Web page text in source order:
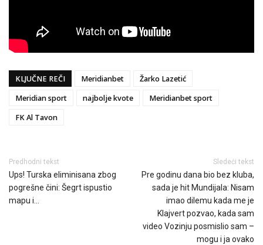
KLJUČNE REČI Meridianbet
Žarko Lazetić
Meridian sport
najbolje kvote
Meridianbet sport
FK Al Tavon
Predhodni tekst
Ups! Turska eliminisana zbog
pogrešne čini: Šegrt ispustio
mapu i…
Sledeći tekst
Pre godinu dana bio bez kluba,
sada je hit Mundijala: Nisam
imao dilemu kada me je
Klajvert pozvao, kada sam
video Vozinju posmislio sam –
mogu i ja ovako